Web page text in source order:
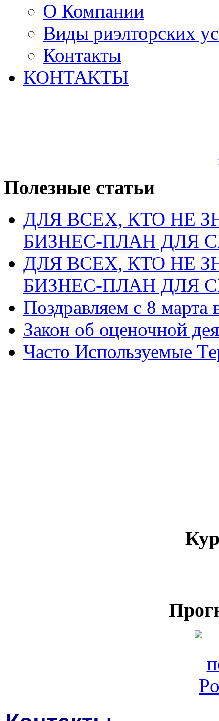
О Компании
Виды риэлторских
Контакты
КОНТАКТЫ
Полезные статьи
ДЛЯ ВСЕХ, КТО НЕ
БИЗНЕС-ПЛАН ДЛЯ
ДЛЯ ВСЕХ, КТО НЕ
БИЗНЕС-ПЛАН ДЛЯ
Поздравляем с 8
Закон об оценочной
Часто Используемые